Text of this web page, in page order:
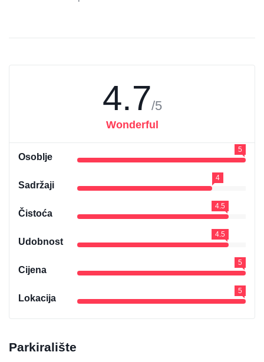
4.7/5
Wonderful
Osoblje
5
Sadržaji
4
Čistoća
4.5
Udobnost
4.5
Cijena
5
Lokacija
5
Parkiralište